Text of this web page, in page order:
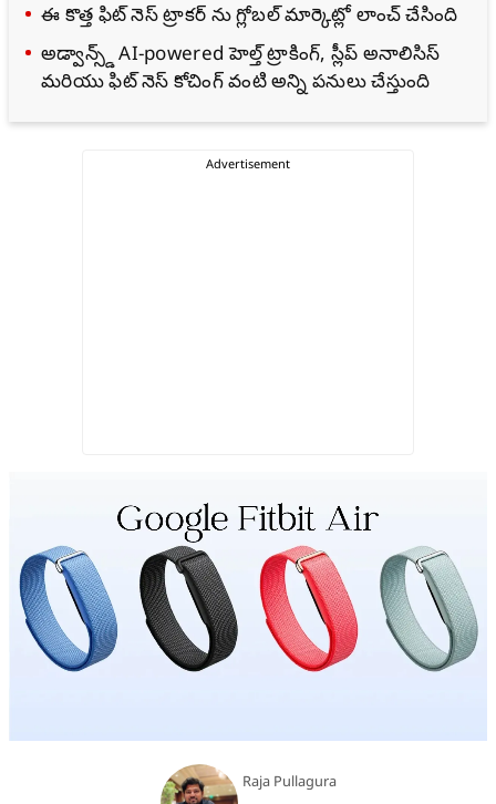
ఈ కొత్త ఫిట్ నెస్ ట్రాకర్ ను గ్లోబల్ మార్కెట్లో లాంచ్ చేసింది
అడ్వాన్స్డ్ AI-powered హెల్త్ ట్రాకింగ్, స్లీప్ అనాలిసిస్
మరియు ఫిట్ నెస్ కోచింగ్ వంటి అన్ని పనులు చేస్తుంది
Raja Pullagura